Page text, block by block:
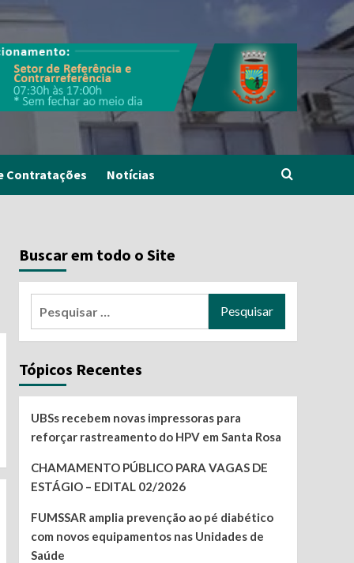
Contratações Notícias
Buscar em todo o Site
Tópicos Recentes
UBSs recebem novas impressoras para
reforçar rastreamento do HPV em Santa Rosa
CHAMAMENTO PÚBLICO PARA VAGAS DE
ESTÁGIO – EDITAL 02/2026
FUMSSAR amplia prevenção ao pé diabético
com novos equipamentos nas Unidades de
Saúde